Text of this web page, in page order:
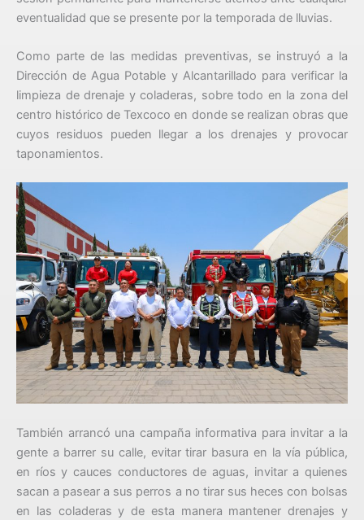
eventualidad que se presente por la temporada de lluvias.
Como parte de las medidas preventivas, se instruyó a la
Dirección de Agua Potable y Alcantarillado para verificar la
limpieza de drenaje y coladeras, sobre todo en la zona del
centro histórico de Texcoco en donde se realizan obras que
cuyos residuos pueden llegar a los drenajes y provocar
taponamientos.
También arrancó una campaña informativa para invitar a la
gente a barrer su calle, evitar tirar basura en la vía pública,
en ríos y cauces conductores de aguas, invitar a quienes
sacan a pasear a sus perros a no tirar sus heces con bolsas
en las coladeras y de esta manera mantener drenajes y